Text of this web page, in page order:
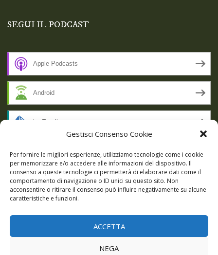
Gestisci Consenso Cookie
Per fornire le migliori esperienze, utilizziamo tecnologie come i cookie
per memorizzare e/o accedere alle informazioni del dispositivo. Il
consenso a queste tecnologie ci permetterà di elaborare dati come il
comportamento di navigazione o ID unici su questo sito. Non
acconsentire o ritirare il consenso può influire negativamente su alcune
caratteristiche e funzioni.
ACCETTA
NEGA
SEGUI IL PODCAST
Apple Podcasts
Android
by Email
RSS
SSL SECURE
|Theme: